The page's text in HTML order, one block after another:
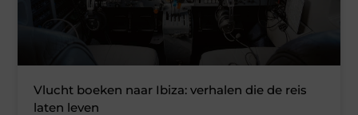
Vlucht boeken naar Ibiza: verhalen die de reis
laten leven